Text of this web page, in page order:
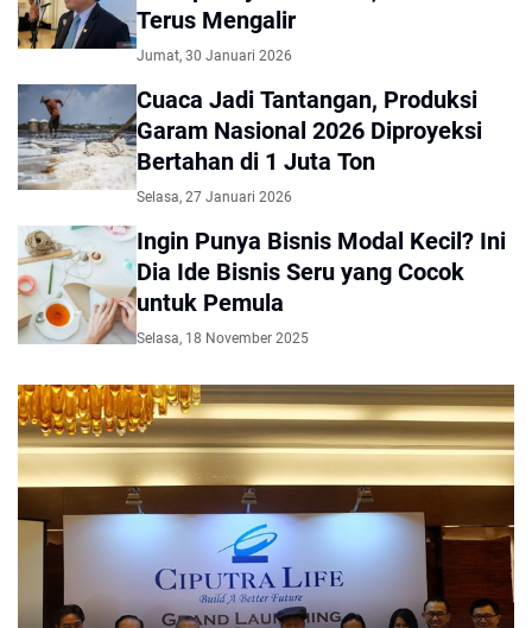
Terus Mengalir
Jumat, 30 Januari 2026
Cuaca Jadi Tantangan, Produksi
Garam Nasional 2026 Diproyeksi
Bertahan di 1 Juta Ton
Selasa, 27 Januari 2026
Ingin Punya Bisnis Modal Kecil? Ini
Dia Ide Bisnis Seru yang Cocok
untuk Pemula
Selasa, 18 November 2025